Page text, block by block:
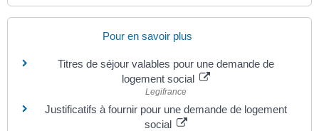
Pour en savoir plus
Titres de séjour valables pour une demande de
logement social
Legifrance
Justificatifs à fournir pour une demande de logement
social